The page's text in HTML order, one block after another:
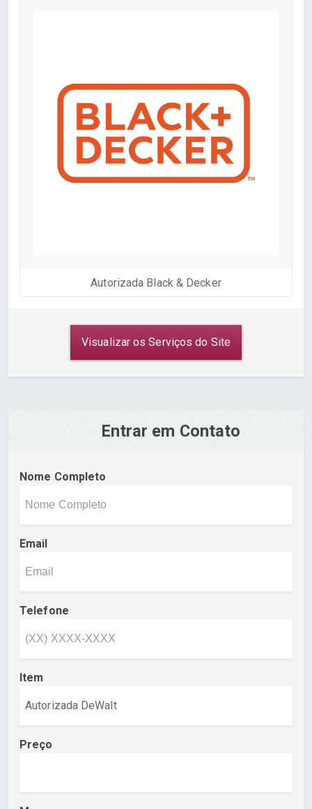
Autorizada Black & Decker
Visualizar os Serviços do Site
Entrar em Contato
Nome Completo
Email
Telefone
Item
Preço